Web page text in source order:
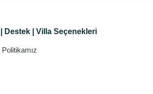
Destek | Villa Seçenekleri